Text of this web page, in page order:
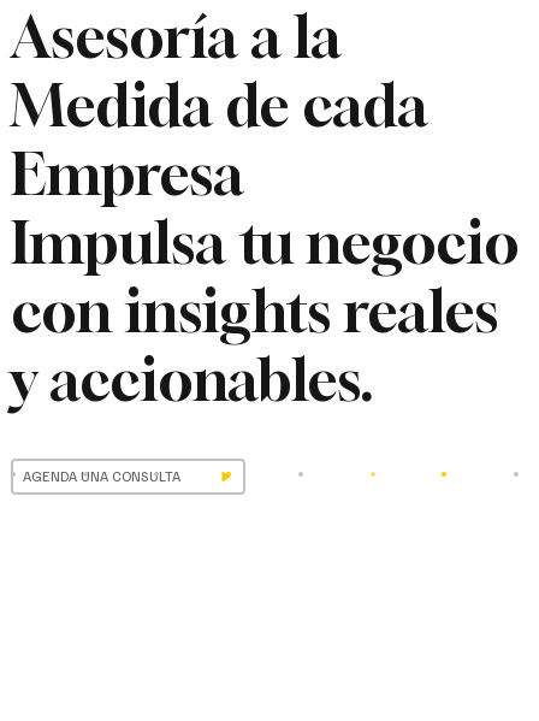
Asesoría a la
Medida de cada
Empresa
Impulsa tu negocio
con insights reales
y accionables.
AGENDA UNA CONSULTA